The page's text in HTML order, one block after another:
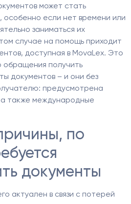
может стать
особенно если нет времени или
заниматься их
случае на помощь приходит
доступная в MovaLex. Это
обращения получить
документов – и они без
предусмотрена
а также международные
по
документы
актуален в связи с потерей